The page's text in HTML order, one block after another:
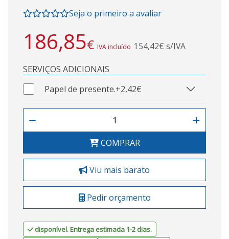
Seja o primeiro a avaliar
186,85€ IVA incluído 154,42€ s/IVA
SERVIÇOS ADICIONAIS
Papel de presente.+2,42€
COMPRAR
Viu mais barato
Pedir orçamento
disponível. Entrega estimada 1-2 dias.